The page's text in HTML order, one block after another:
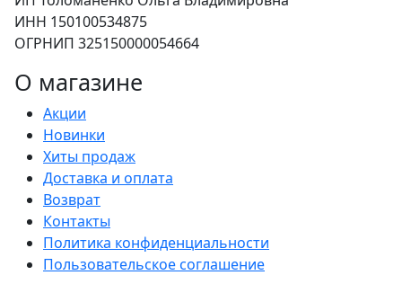
ИНН 150100534875
ОГРНИП 325150000054664
О магазине
Акции
Новинки
Хиты продаж
Доставка и оплата
Возврат
Контакты
Политика конфиденциальности
Пользовательское соглашение